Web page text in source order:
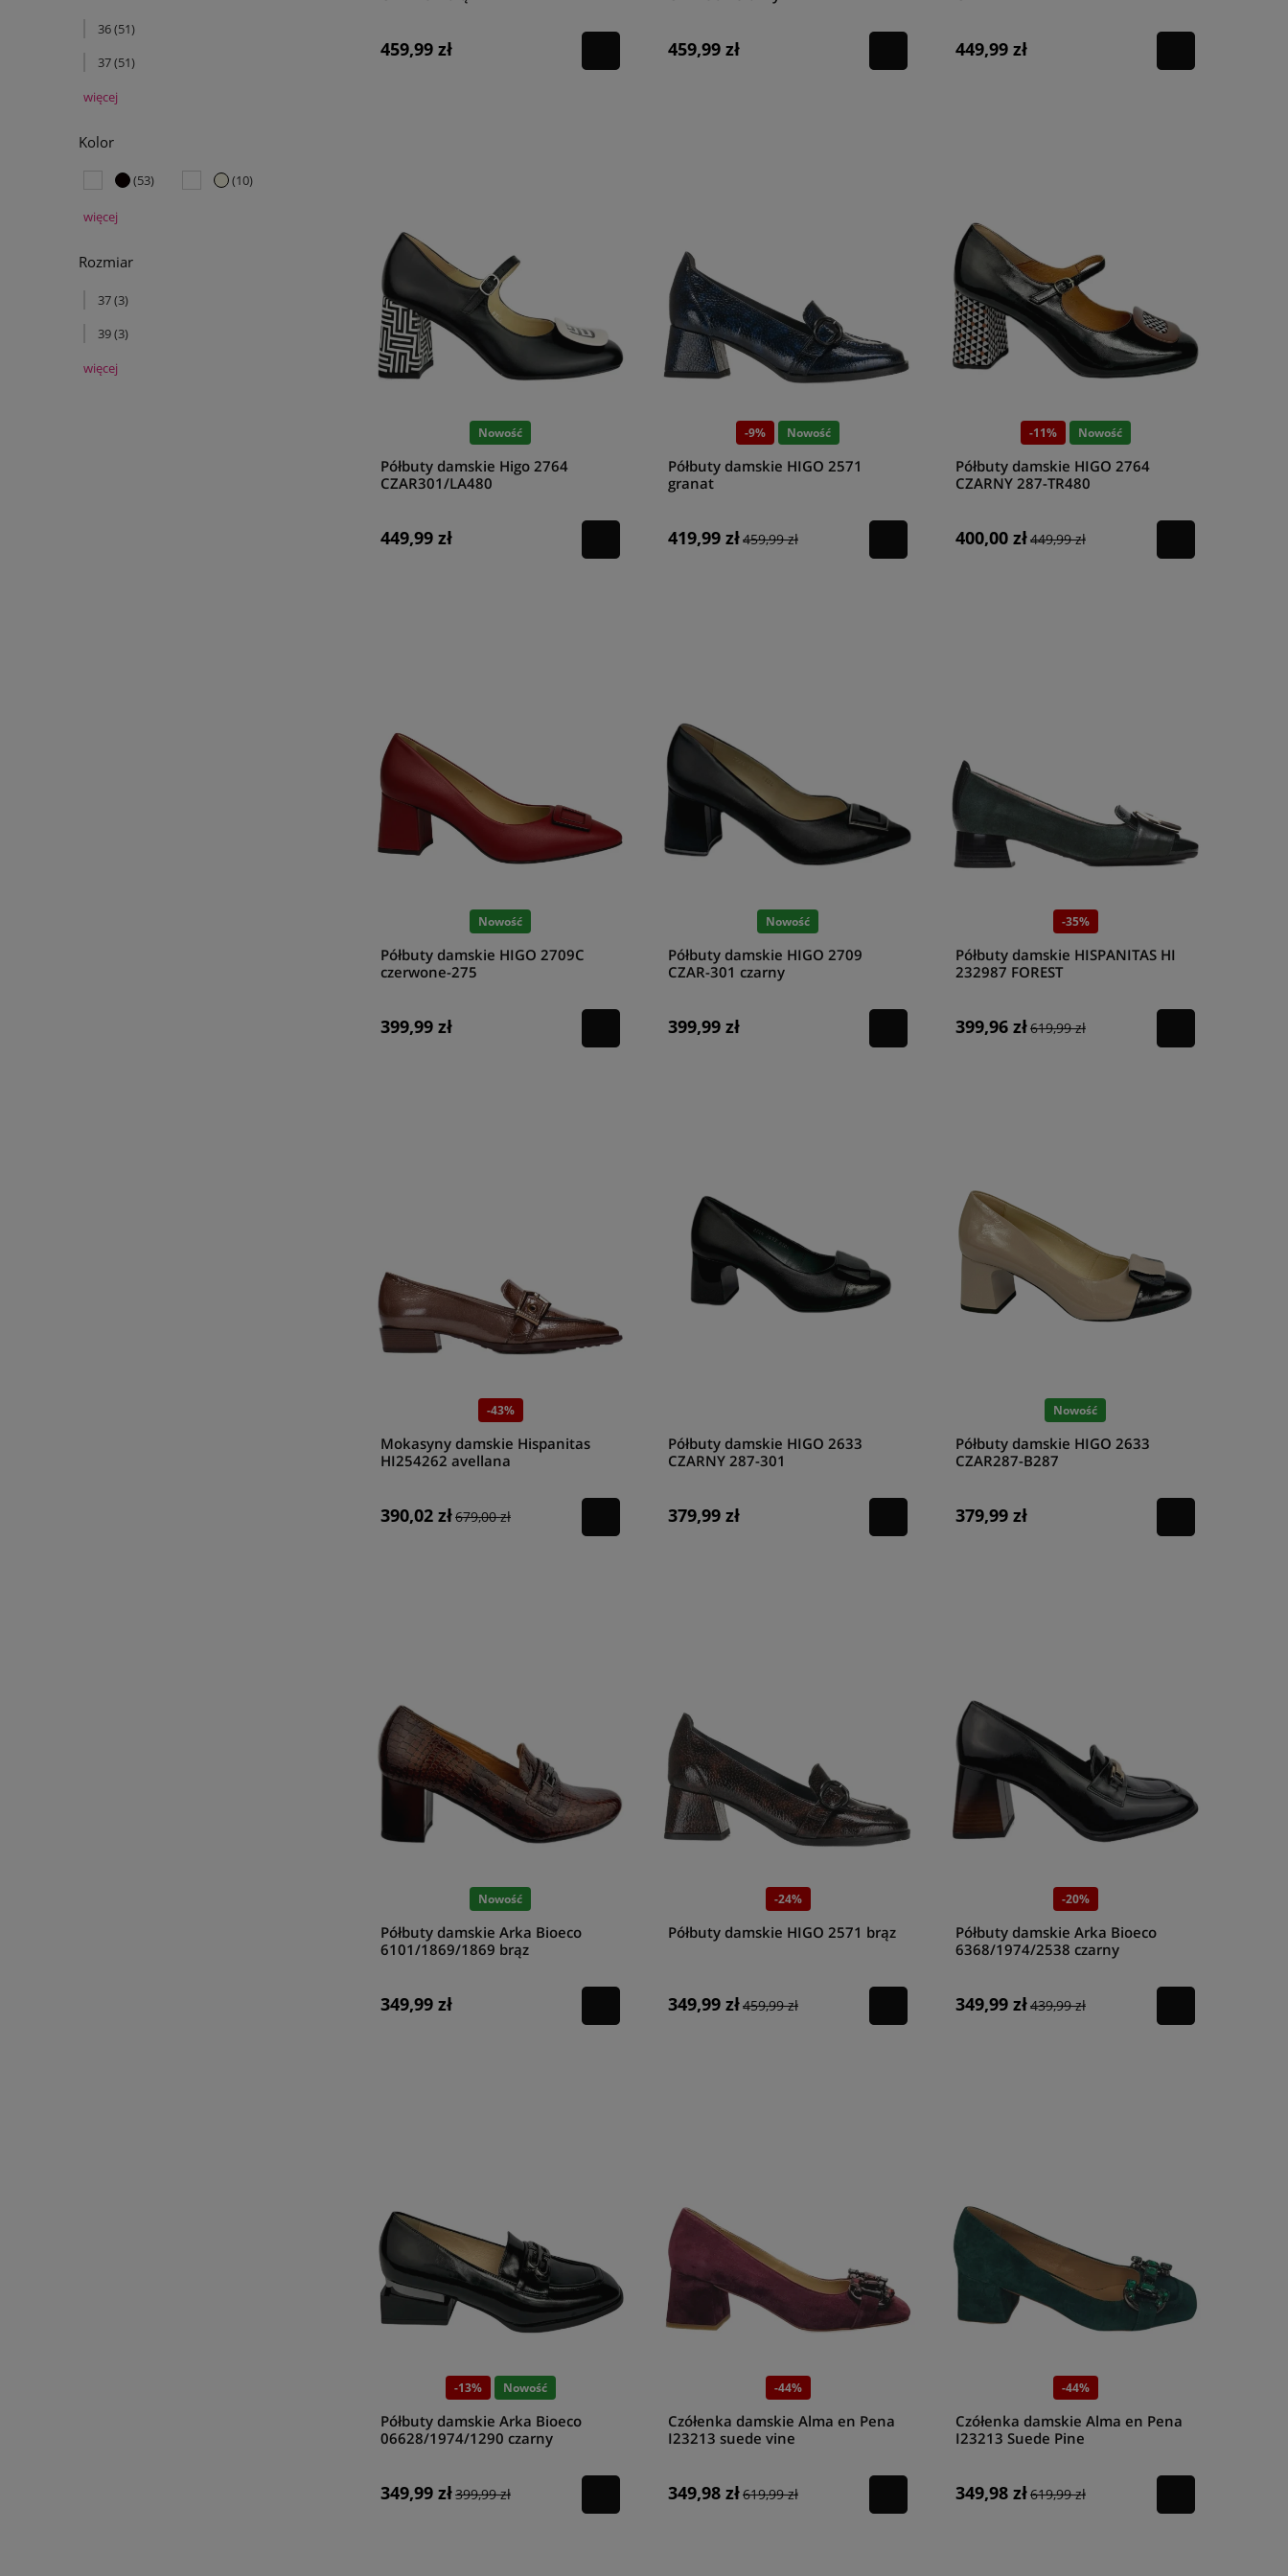
36(51)
37(51)
więcej
Kolor
(53) (10)
więcej
Rozmiar
37(3)
39(3)
więcej
459,99 zł 459,99 zł 449,99 zł
Nowość
Półbuty damskie Higo 2764
CZAR301/LA480
449,99 zł
-9% Nowość
Półbuty damskie HIGO 2571
granat
419,99 zł459,99 zł
-11% Nowość
Półbuty damskie HIGO 2764
CZARNY 287-TR480
400,00 zł449,99 zł
Nowość
Półbuty damskie HIGO 2709C
czerwone-275
399,99 zł
Nowość
Półbuty damskie HIGO 2709
CZAR-301 czarny
399,99 zł
-35%
Półbuty damskie HISPANITAS HI
232987 FOREST
399,96 zł619,99 zł
-43%
Mokasyny damskie Hispanitas
HI254262 avellana
390,02 zł679,00 zł
Półbuty damskie HIGO 2633
CZARNY 287-301
379,99 zł
Nowość
Półbuty damskie HIGO 2633
CZAR287-B287
379,99 zł
Nowość
Półbuty damskie Arka Bioeco
6101/1869/1869 brąz
349,99 zł
-24%
Półbuty damskie HIGO 2571 brąz
349,99 zł459,99 zł
-20%
Półbuty damskie Arka Bioeco
6368/1974/2538 czarny
349,99 zł439,99 zł
-13% Nowość
Półbuty damskie Arka Bioeco
06628/1974/1290 czarny
349,99 zł399,99 zł
-44%
Czółenka damskie Alma en Pena
I23213 suede vine
349,98 zł619,99 zł
-44%
Czółenka damskie Alma en Pena
I23213 Suede Pine
349,98 zł619,99 zł